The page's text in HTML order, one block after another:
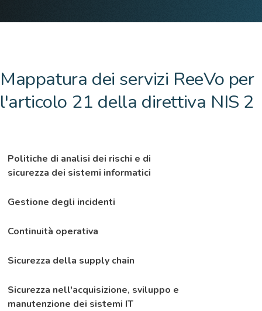
Mappatura dei servizi ReeVo per
l'articolo 21 della direttiva NIS 2
Politiche di analisi dei rischi e di
sicurezza dei sistemi informatici
Gestione degli incidenti
Continuità operativa
Sicurezza della supply chain
Sicurezza nell'acquisizione, sviluppo e
manutenzione dei sistemi IT